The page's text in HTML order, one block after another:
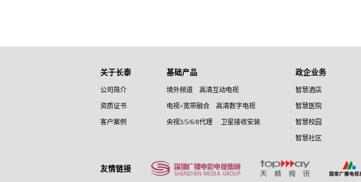
关于长泰
公司简介
资质证书
客户案例
基础产品
境外频道 高清互动电视
电视+宽带融合 高清数字电视
央视3/5/6/8代理 卫星接收安装
政企业务
智慧酒店
智慧医院
智慧校园
智慧社区
友情链接